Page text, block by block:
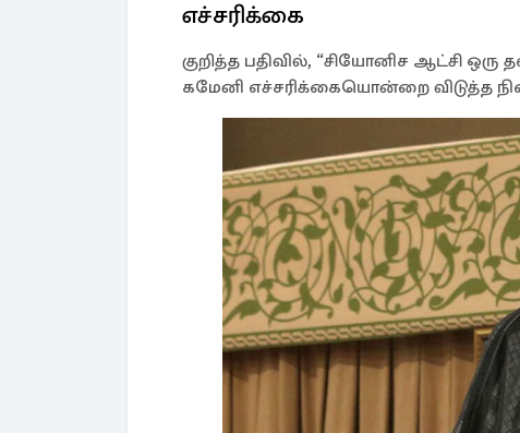
எச்சரிக்கை
குறித்த பதிவில், “சியோனிச ஆட்சி ஒரு
கமேனி எச்சரிக்கையொன்றை விடுத்த